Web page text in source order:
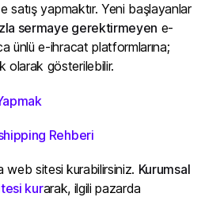
satış yapmaktır. Yeni başlayanlar
sermaye gerektirmeyen e-
ünlü e-ihracat platformlarına;
olarak gösterilebilir.
Rehberi
web sitesi kurabilirsiniz. Kurumsal
kurarak, ilgili pazarda